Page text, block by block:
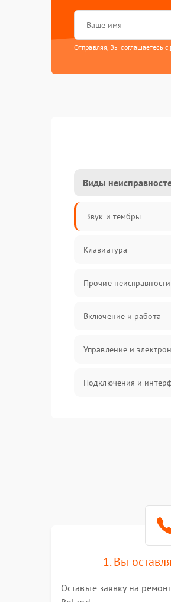
Отправляя, Вы соглашаетесь с
Виды
Звук и тембры
Клавиатура
Прочие неисправности
Включение и работа
Управление и
Подключения и
1. Вы
Оставьте заявку на